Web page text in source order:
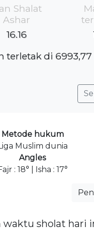
Shalat
Ashar
16.16
terletak di
Metode hukum
Muslim dunia
Angles
: 18° | Isha : 17°
waktu sholat hari